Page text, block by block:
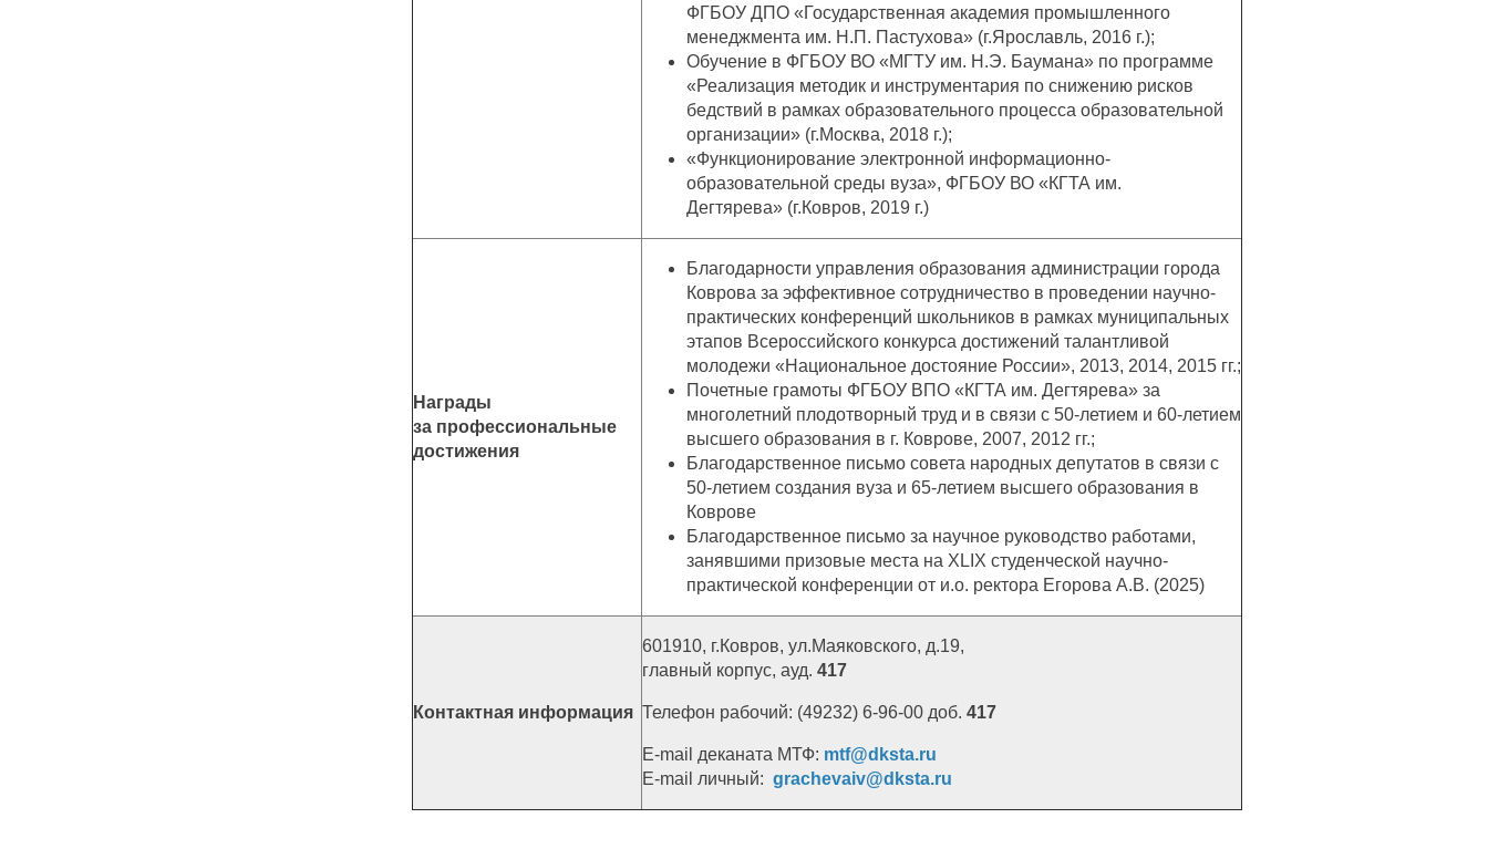
ФГБОУ ДПО «Государственная академия промышленного
менеджмента им. Н.П. Пастухова» (г.Ярославль, 2016 г.);
Обучение в ФГБОУ ВО «МГТУ им. Н.Э. Баумана» по программе
«Реализация методик и инструментария по снижению рисков
бедствий в рамках образовательного процесса образовательной
организации» (г.Москва, 2018 г.);
«Функционирование электронной информационно-
образовательной среды вуза», ФГБОУ ВО «КГТА им.
Дегтярева» (г.Ковров, 2019 г.)
Награды
за профессиональные
достижения
Благодарности управления образования администрации города
Коврова за эффективное сотрудничество в проведении научно-
практических конференций школьников в рамках муниципальных
этапов Всероссийского конкурса достижений талантливой
молодежи «Национальное достояние России», 2013, 2014, 2015 гг.;
Почетные грамоты ФГБОУ ВПО «КГТА им. Дегтярева» за
многолетний плодотворный труд и в связи с 50-летием и 60-летием
высшего образования в г. Коврове, 2007, 2012 гг.;
Благодарственное письмо совета народных депутатов в связи с
50-летием создания вуза и 65-летием высшего образования в
Коврове
Благодарственное письмо за научное руководство работами,
занявшими призовые места на XLIX студенческой научно-
практической конференции от и.о. ректора Егорова А.В. (2025)
Контактная информация
601910, г.Ковров, ул.Маяковского, д.19,
главный корпус, ауд. 417
Телефон рабочий: (49232) 6-96-00 доб. 417
E-mail деканата МТФ: mtf@dksta.ru
E-mail личный: grachevaiv@dksta.ru